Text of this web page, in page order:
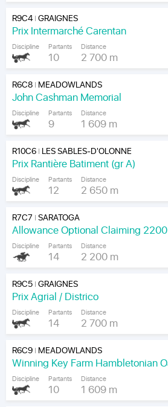
R9C4|GRAIGNES
Prix Intermarché Carentan
Discipline Partants
10
Distance
2 700 m
R6C8| MEADOWLANDS
John Cashman Memorial
Discipline Partants
9
Distance
1 609 m
R10C6| LES SABLES-D'OLONNE
Prix Rantière Batiment (gr A)
Discipline Partants
12
Distance
2 650 m
R7C7 |SARATOGA
Allowance Optional Claiming 2200
Discipline Partants
14
Distance
2 200 m
R9C5|GRAIGNES
Prix Agrial / Districo
Discipline Partants
14
Distance
2 700 m
R6C9| MEADOWLANDS
Discipline Partants
10
Distance
1 609 m